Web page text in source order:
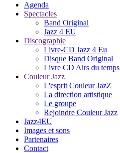
Agenda
Spectacles
Band Original
Jazz 4 EU
Discographie
Livre-CD Jazz 4 Eu
Disque Band Original
Livre CD Airs du temps
Couleur Jazz
L'esprit Couleur JazZ
La direction artistique
Le groupe
Rejoindre Couleur Jazz
Jazz4EU
Images et sons
Partenaires
Contact